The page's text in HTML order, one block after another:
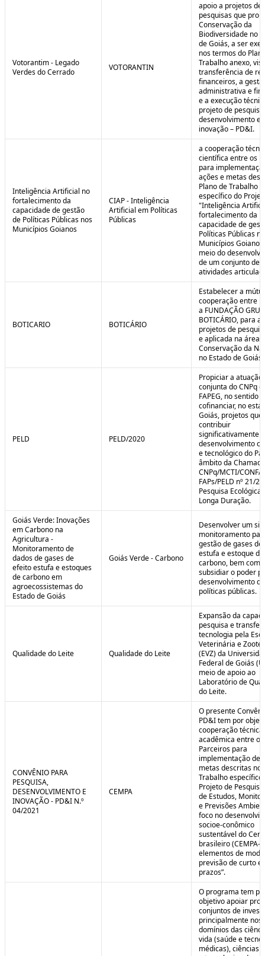
Votorantim - Legado
Verdes do Cerrado
VOTORANTIN
apoio a projetos de
pesquisas que
Conservação da
Biodiversidade no
de Goiás, a ser
nos termos do
Trabalho anexo,
transferência de
financeiros, a
administrativa e
e a execução
projeto de pesquisa,
desenvolvimento e
inovação – PD&I.
Inteligência Artificial no
fortalecimento da
capacidade de gestão
de Políticas Públicas nos
Municípios Goianos
CIAP - Inteligência
Artificial em Políticas
Públicas
a cooperação
científica entre os
para
ações e metas
Plano de Trabalho
específico do
"Inteligência
fortalecimento da
capacidade de
Políticas Públicas
Municípios
meio do
de um conjunto de
atividades
BOTICARIO BOTICÁRIO
Estabelecer a
cooperação entre
a FUNDAÇÃO
BOTICÁRIO, para
projetos de
e aplicada na área
Conservação da
no Estado de Goiás.
PELD PELD/2020
Propiciar a atuação
conjunta do CNPq e
FAPEG, no sentido
cofinanciar, no
Goiás, projetos que
contribuir
significativamente
desenvolvimento
e tecnológico do
âmbito da Chamada
CNPq/MCTI/
FAPs/PELD nº 21/
Pesquisa Ecológica
Longa Duração.
Goiás Verde: Inovações
em Carbono na
Agricultura -
Monitoramento de
dados de gases de
efeito estufa e estoques
de carbono em
agroecossistemas do
Estado de Goiás
Goiás Verde - Carbono
Desenvolver um
monitoramento
gestão de gases
estufa e estoque de
carbono, bem como
subsidiar o poder
desenvolvimento de
políticas públicas.
Qualidade do Leite Qualidade do Leite
Expansão da
pesquisa e
tecnologia pela
Veterinária e
(EVZ) da
Federal de Goiás
meio de apoio ao
Laboratório de
do Leite.
CONVÊNIO PARA
PESQUISA,
DESENVOLVIMENTO E
INOVAÇÃO - PD&I N.º
04/2021
CEMPA
O presente
PD&I tem por
cooperação técnica
acadêmica entre os
Parceiros para
implementação de
metas descritas no
Trabalho específico
Projeto de
de Estudos,
e Previsões
foco no
socioe-conômico
sustentável do
brasileiro (CEMPA-
elementos de
previsão de curto e
prazos”.
O programa tem
objetivo apoiar
conjuntos de
principalmente nos
domínios das
vida (saúde e
médicas), ciências